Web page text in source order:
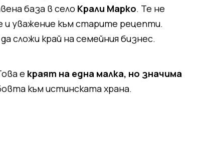
база в село Крали Марко. Те не
и уважение към старите рецепти.
край на семейния бизнес.
е краят на една малка, но значима
към истинската храна.